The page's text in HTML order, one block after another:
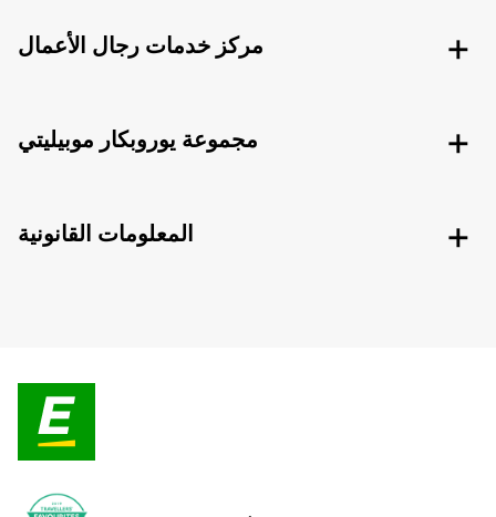
مركز خدمات رجال الأعمال
مجموعة يوروبكار موبيليتي
المعلومات القانونية